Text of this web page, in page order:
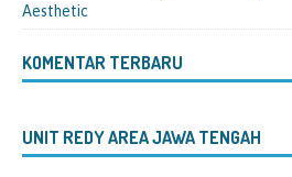
Aesthetic
KOMENTAR TERBARU
UNIT REDY AREA JAWA TENGAH